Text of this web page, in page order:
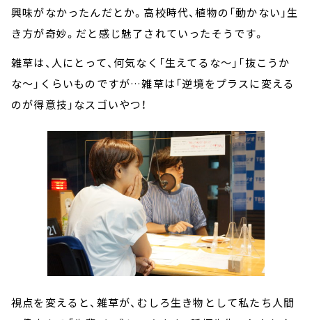
興味がなかったんだとか。高校時代、植物の「動かない」生
き方が奇妙。だと感じ魅了されていったそうです。
雑草は、人にとって、何気なく「生えてるな～」「抜こうか
な～」くらいものですが…雑草は「逆境をプラスに変える
のが得意技」なスゴいやつ！
視点を変えると、雑草が、むしろ生き物として私たち人間